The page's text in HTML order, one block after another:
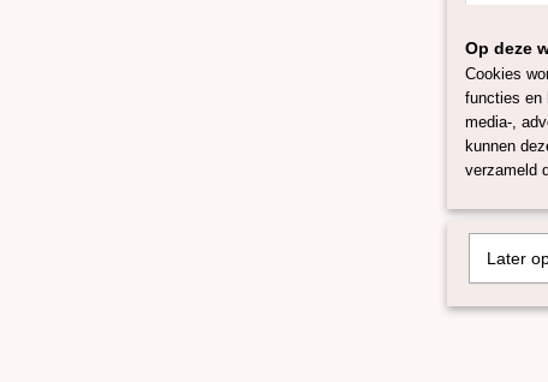
Op deze
Cookies
functies en
media-,
kunnen
verzameld
Later